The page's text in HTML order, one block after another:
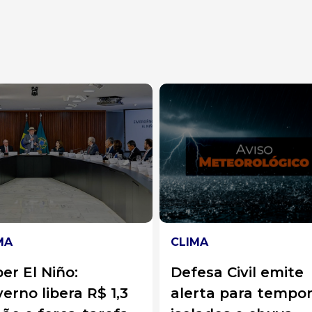
Civil emite
para temporais
CLIMA
Alerta vermelho
RS e temporais